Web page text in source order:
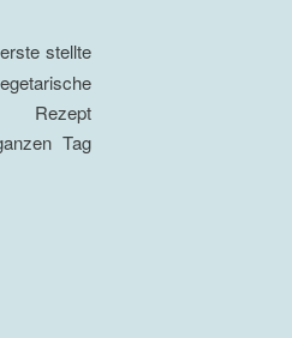
stellte
Tag